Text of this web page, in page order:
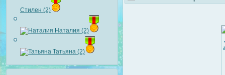
Стилен (2)
Наталия (2)
Татьяна (2)